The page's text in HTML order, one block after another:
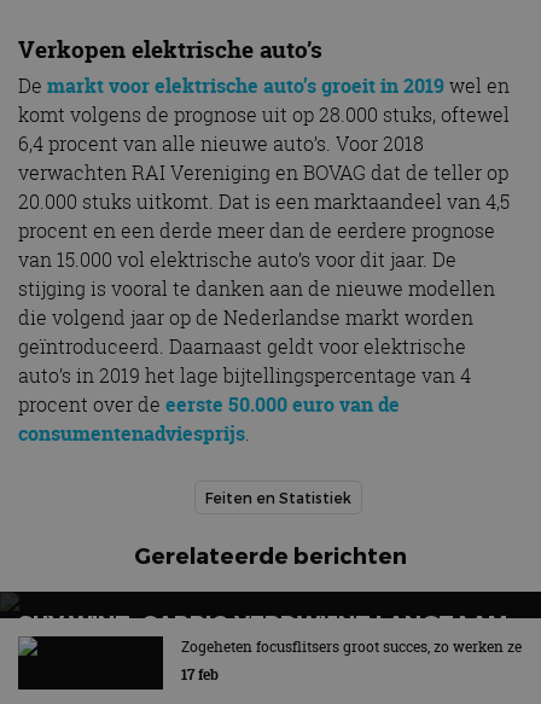
Verkopen elektrische auto’s
De markt voor elektrische auto’s groeit in 2019wel en
komt volgens de prognose uit op 28.000 stuks, oftewel
6,4 procent van alle nieuwe auto’s. Voor 2018
verwachten RAI Vereniging en BOVAG dat de teller op
20.000 stuks uitkomt. Dat is een marktaandeel van 4,5
procent en een derde meer dan de eerdere prognose
van 15.000 vol elektrische auto’s voor dit jaar. De
stijging is vooral te danken aan de nieuwe modellen
die volgend jaar op de Nederlandse markt worden
geïntroduceerd. Daarnaast geldt voor elektrische
auto’s in 2019 het lage bijtellingspercentage van 4
procent over de eerste 50.000 euro van de
consumentenadviesprijs.
Feiten en Statistiek
Gerelateerde berichten
SUV WINT, CABRIO VERDWIJNT LANGZAAM
UIT BEELD
Hét symbool van vrijheid en rijplezier verdwijnt
Zogeheten focusflitsers groot succes, zo werken ze
17 feb